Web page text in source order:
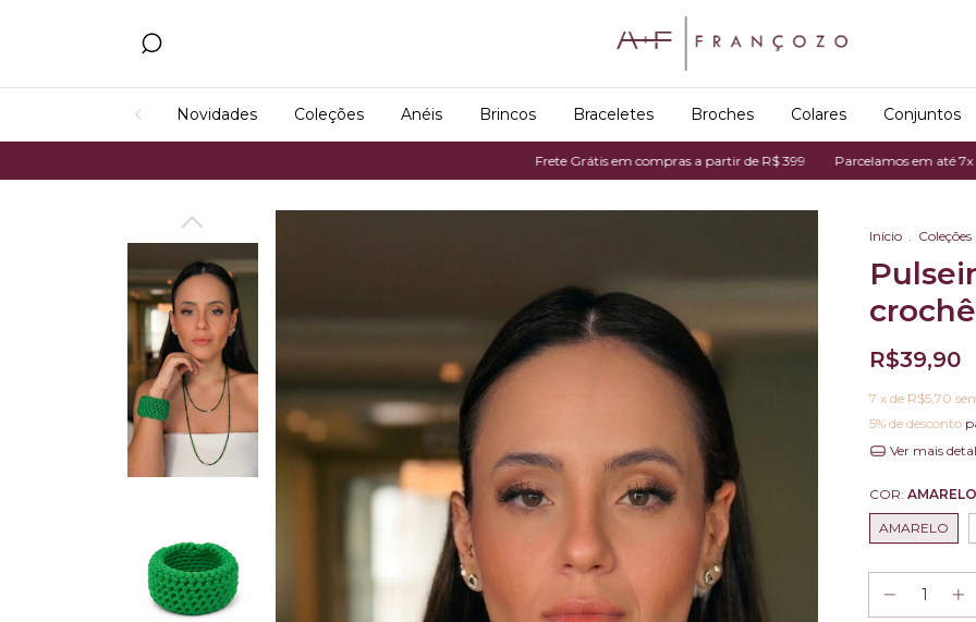
Novidades Coleções Anéis Brincos Braceletes Broches Colares Conjuntos
Frete Grátis em compras a partir de R$ 399 Parcelamos em até 7x no cartão
Início . Coleções
crochê
R$39,90
7 x de R$5,70
5% de desconto
Ver mais
COR: AMARELO
AMARELO